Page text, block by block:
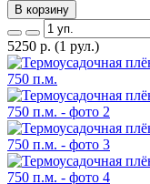
В корзину
5250 р. (1 рул.)